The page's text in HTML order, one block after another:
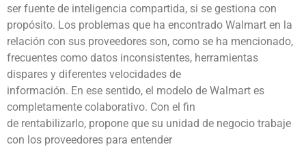
ser fuente de inteligencia compartida, si se gestiona con
propósito. Los problemas que ha encontrado Walmart en la
relación con sus proveedores son, como se ha mencionado,
frecuentes como datos inconsistentes, herramientas
dispares y diferentes velocidades de
información. En ese sentido, el modelo de Walmart es
completamente colaborativo. Con el fin
de rentabilizarlo, propone que su unidad de negocio trabaje
con los proveedores para entender